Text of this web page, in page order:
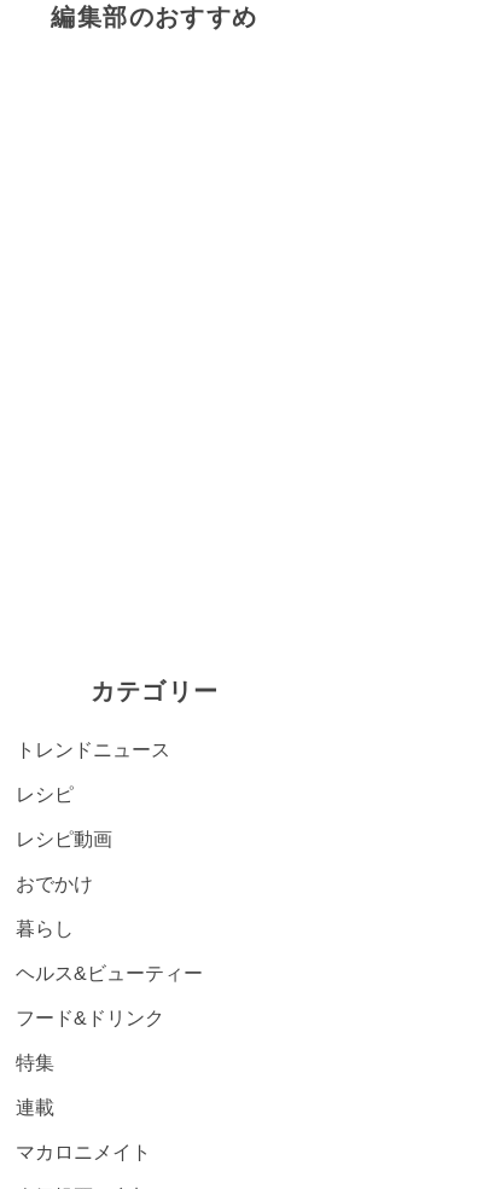
編集部のおすすめ
カテゴリー
トレンドニュース
レシピ
レシピ動画
おでかけ
暮らし
ヘルス&ビューティー
フード&ドリンク
特集
連載
マカロニメイト